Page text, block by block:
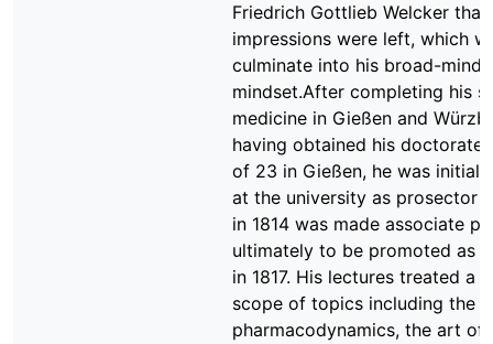
Friedrich Gottlieb Welcker that
impressions were left, which
culminate into his broad-
mindset.After completing his
medicine in Gießen and
having obtained his doctorate
of 23 in Gießen, he was
at the university as prosector
in 1814 was made associate
ultimately to be promoted as
in 1817. His lectures treated a
scope of topics including the
pharmacodynamics, the art of